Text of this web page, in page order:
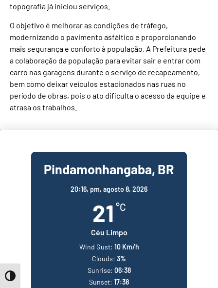
Toggle High Contrast
topografia já iniciou serviços.
O objetivo é melhorar as condições de tráfego,
modernizando o pavimento asfáltico e proporcionando
mais segurança e conforto à população. A Prefeitura pede
a colaboração da população para evitar sair e entrar com
carro nas garagens durante o serviço de recapeamento,
bem como deixar veículos estacionados nas ruas no
período de obras, pois o ato dificulta o acesso da equipe e
atrasa os trabalhos.
Pindamonhangaba, BR
20:16, pm, agosto 8, 2026
21 °C
Céu Limpo
Wind Gust: 10 Km/h
Clouds: 3%
Sunrise: 06:38
Sunset: 17:38